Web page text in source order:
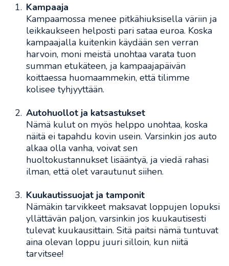
Kampaaja
Kampaamossa menee pitkähiuksisella väriin ja
leikkaukseen helposti pari sataa euroa. Koska
kampaajalla kuitenkin käydään sen verran
harvoin, moni meistä unohtaa varata tuon
summan etukäteen, ja kampaajapäivän
koittaessa huomaammekin, että tilimme
kolisee tyhjyyttään.
Autohuollot ja katsastukset
Nämä kulut on myös helppo unohtaa, koska
näitä ei tapahdu kovin usein. Varsinkin jos auto
alkaa olla vanha, voivat sen
huoltokustannukset lisääntyä, ja viedä rahasi
ilman, että olet varautunut siihen.
Kuukautissuojat ja tamponit
Nämäkin tarvikkeet maksavat loppujen lopuksi
yllättävän paljon, varsinkin jos kuukautisesti
tulevat kuukausittain. Sitä paitsi nämä tuntuvat
aina olevan loppu juuri silloin, kun niitä
tarvitsee!